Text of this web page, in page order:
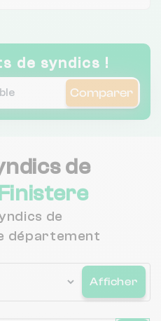
de syndics !
Comparer
de
de
département
Afficher